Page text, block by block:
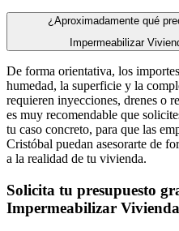
¿Aproximadamente qué
Impermeabilizar
De forma orientativa, los
humedad, la superficie y la
requieren inyecciones, drenes o
es muy recomendable que
tu caso concreto, para que las
Cristóbal puedan asesorarte de
a la realidad de tu vivienda.
Solicita tu presupuesto
Impermeabilizar